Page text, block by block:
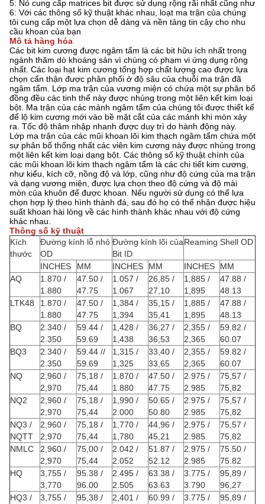
5: Nó cung cấp matrices bit được sử dụng rộng rãi nhất cũng như
6: Với các thông số kỹ thuật khác nhau, loạt ma trận của chúng
tôi cung cấp một lựa chọn dễ dàng và nền tảng tin cậy cho nhu
cầu khoan của bạn
Mô tả hàng hóa
Các bit kim cương được ngâm tẩm là các bit hữu ích nhất trong
ngành thăm dò khoáng sản vì chúng có phạm vi ứng dụng rộng
nhất. Các loại hạt kim cương tổng hợp chất lượng cao được lựa
chọn cẩn thận được phân phối ở độ sâu của chuỗi ma trận đã
ngâm tẩm. Lớp ma trận của vương miện có chứa một sự phân bố
đồng đều các tinh thể này được nhúng trong một liên kết kim loại
bột. Ma trận của các mảnh ngâm tẩm của chúng tôi được thiết kế
để lộ kim cương mới vào bề mặt cắt của các mảnh khi mòn xảy
ra. Tốc độ thâm nhập nhanh được duy trì do hành động này.
Lớp ma trận của các mũi khoan lõi kim thạch ngâm tẩm chứa một
sự phân bố thống nhất các viên kim cương này được nhúng trong
một liên kết kim loại dạng bột. Các thông số kỹ thuật chính của
các mũi khoan lõi kim thạch ngâm tẩm là các chi tiết kim cương,
như kiểu, kích cỡ, nồng độ và lớp, cũng như độ cứng của ma trận
và dạng vương miện, được lựa chọn theo độ cứng và độ mài
mòn của khuôn để được khoan. Nếu người sử dụng có thể lựa
chọn hợp lý theo hình thành đá, sau đó họ có thể nhận được hiệu
suất khoan hài lòng về các hình thành khác nhau với độ cứng
khác nhau.
Thông số kỹ thuật
Kích
thước
Đường kính lỗ nhỏ
OD
Đường kính lõi của
Bit ID
Reaming Shell OD
INCHES MM INCHES MM INCHES
MM
AQ
1.870 /
1.880
47.50 /
47.75
1.057 /
1.067
26,85 /
27,10
1,885 /
1,895
47.88 /
48.13
LTK48
1.870 /
1.880
47.50 /
47.75
1,384 /
1,394
35,15 /
35,41
1,885 /
1,895
47.88 /
48.13
BQ
2.340 /
2.350
59.44 /
59.69
1,428 /
1,438
36,27 /
36,53
2,355 /
2,365
59.82 /
60.07
BQ3
2.340 /
2.350
59.44 //
59.69
1,315 /
1,325
33,40 /
33,65
2,355 /
2,365
59.82 /
60.07
NQ
2,960 /
2,970
75,18 /
75,44
1.870 /
1.880
47.50 /
47.75
2.975 /
2.985
75,57 /
75,82
NQ2
2,960 /
2,970
75,18 /
75,44
1,990 /
2.000
50.65 /
50.80
2.975 /
2.985
75,57 /
75,82
NQ3 /
NQTT
2,960 /
2,970
75,18 /
75,44
1,770 /
1,780
44,96 /
45,21
2.975 /
2.985
75,57 /
75,82
NMLC
2,960 /
2,970
75,00 /
75,44
2.042 /
2.052
51.87 /
52.12
2.975 /
2.985
75.50 /
75.82
HQ
3,755 /
3,770
95.38 /
96.00
2.495 /
2.505
63.38 /
63.63
3.775 /
3.790
95,89 /
96,27
HQ3 /
3,755 /
95,38 /
2,401 /
60.99 /
3.775 /
95,89 /